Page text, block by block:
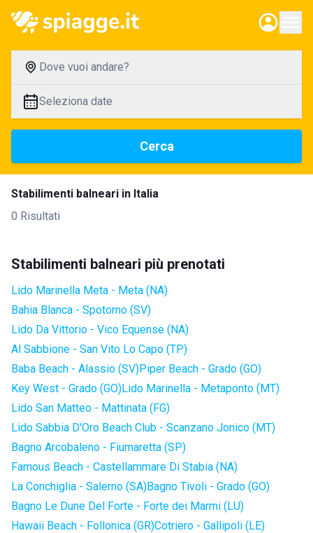
Dove vuoi andare?
Seleziona date
Cerca
Stabilimenti balneari in Italia
0 Risultati
Stabilimenti balneari più prenotati
Lido Marinella Meta - Meta (NA)
Bahia Blanca - Spotorno (SV)
Lido Da Vittorio - Vico Equense (NA)
Al Sabbione - San Vito Lo Capo (TP)
Baba Beach - Alassio (SV)Piper Beach - Grado (GO)
Key West - Grado (GO)Lido Marinella - Metaponto (MT)
Lido San Matteo - Mattinata (FG)
Lido Sabbia D'Oro Beach Club - Scanzano Jonico (MT)
Bagno Arcobaleno - Fiumaretta (SP)
Famous Beach - Castellammare Di Stabia (NA)
La Conchiglia - Salerno (SA)Bagno Tivoli - Grado (GO)
Bagno Le Dune Del Forte - Forte dei Marmi (LU)
Hawaii Beach - Follonica (GR)Cotriero - Gallipoli (LE)